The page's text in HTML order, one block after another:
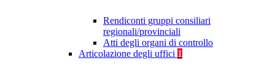
Rendiconti gruppi consiliari
regionali/provinciali
Atti degli organi di controllo
Articolazione degli uffici 1